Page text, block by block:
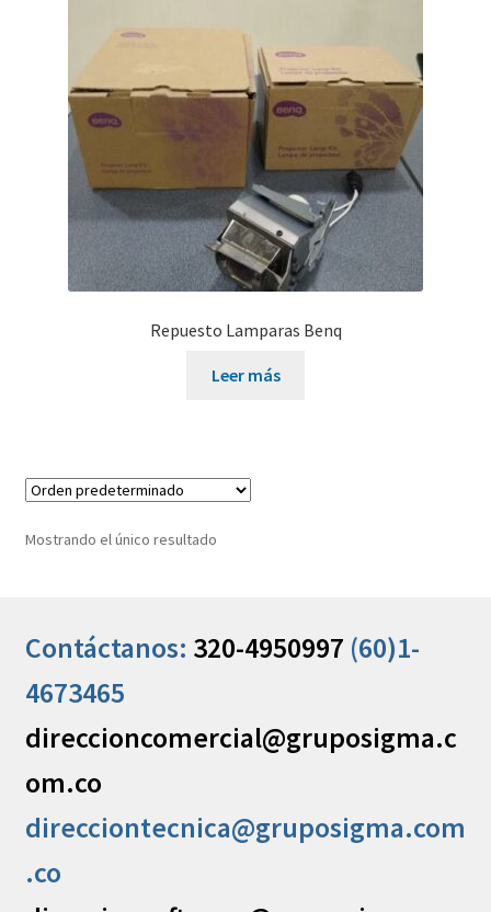
#639 (sin título)
Carrito de compras
Solicitar información para documentos electrónicos
Repuesto Lamparas Benq
Leer más
Mostrando el único resultado
Contáctanos: 320-4950997 (60)1-
4673465
direccioncomercial@gruposigma.c
om.co
direcciontecnica@gruposigma.com
.co